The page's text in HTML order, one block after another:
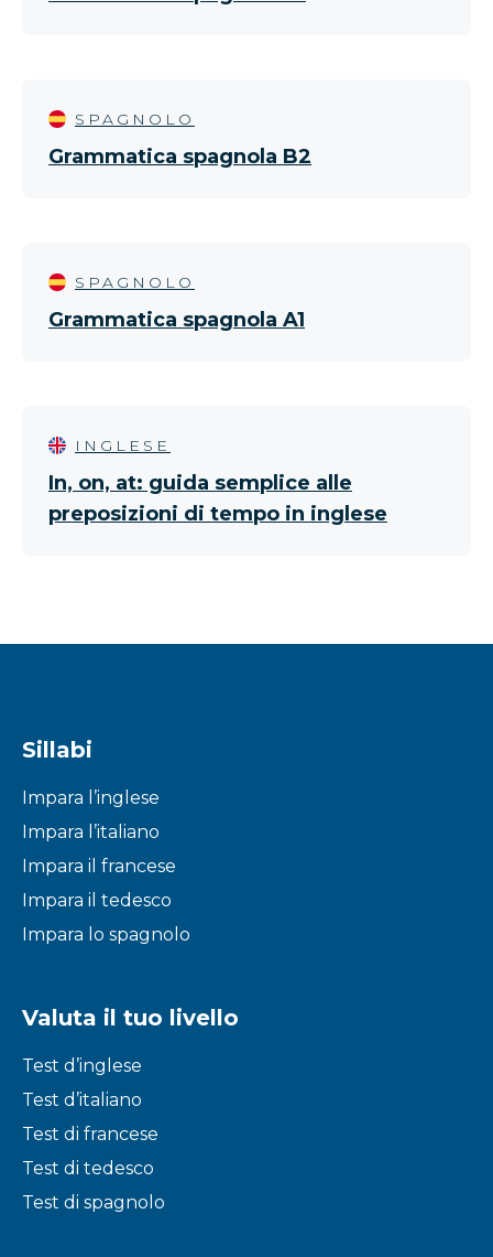
SPAGNOLO
Grammatica spagnola B2
SPAGNOLO
Grammatica spagnola A1
INGLESE
In, on, at: guida semplice alle
preposizioni di tempo in inglese
Sillabi
Impara l’inglese
Impara l’italiano
Impara il francese
Impara il tedesco
Impara lo spagnolo
Valuta il tuo livello
Test d’inglese
Test d’italiano
Test di francese
Test di tedesco
Test di spagnolo